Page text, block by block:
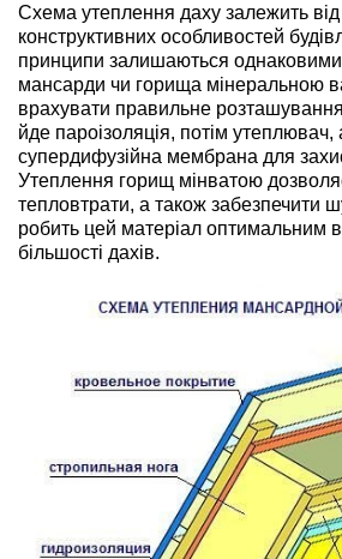
Схема утеплення даху залежить від
конструктивних особливостей
принципи залишаються
мансарди чи горища мінеральною
врахувати правильне
йде пароізоляція, потім утеплювач,
супердифузійна мембрана для
Утеплення горищ мінватою
тепловтрати, а також забезпечити
робить цей матеріал оптимальним
більшості дахів.